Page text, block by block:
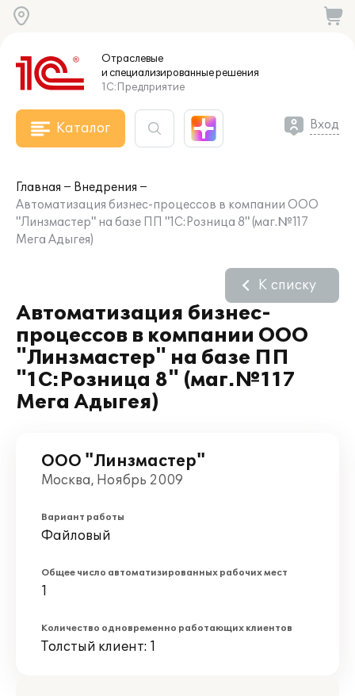
Отраслевые
и специализированныерешения
1С:Предприятие
Каталог Вход
Главная
Внедрения
Автоматизация бизнес-процессов в компании ООО
"Линзмастер" на базе ПП "1С:Розница 8" (маг.№117
Мега Адыгея)
Автоматизация бизнес-
процессов в компании ООО
"Линзмастер" на базе ПП
"1С:Розница 8" (маг.№117
Мега Адыгея)
К списку
ООО "Линзмастер"
Москва, Ноябрь 2009
Вариант работы
Файловый
Общее число автоматизированных рабочих мест
1
Количество одновременно работающих клиентов
Толстый клиент: 1